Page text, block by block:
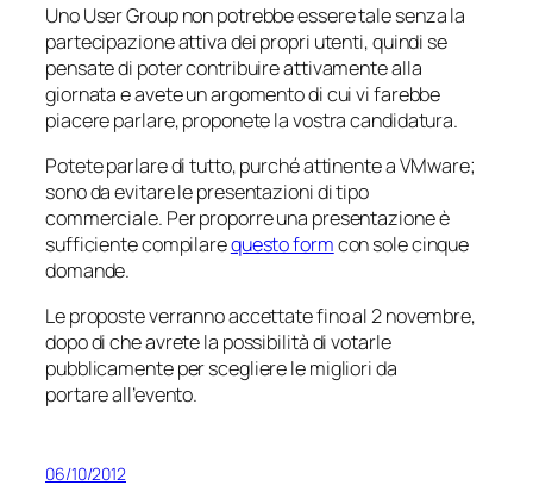
Uno User Group non potrebbe essere tale senza la
partecipazione attiva dei propri utenti, quindi se
pensate di poter contribuire attivamente alla
giornata e avete un argomento di cui vi farebbe
piacere parlare, proponete la vostra candidatura.
Potete parlare di tutto, purché attinente a VMware;
sono da evitare le presentazioni di tipo
commerciale. Per proporre una presentazione è
sufficiente compilarequesto formcon sole cinque
domande.
Le proposte verranno accettate fino al 2 novembre,
dopo di che avrete la possibilità di votarle
pubblicamente per scegliere le migliori da
portare all’evento.
06/10/2012